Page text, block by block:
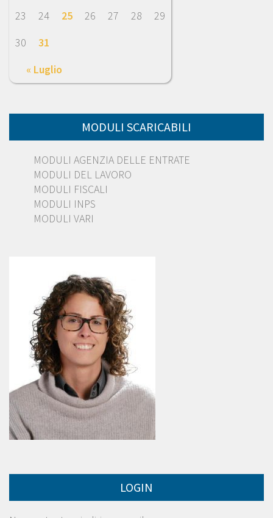
« Luglio
23
24 25 26 27 28
29
30
31
MODULI SCARICABILI
MODULI AGENZIA DELLE ENTRATE
MODULI DEL LAVORO
MODULI FISCALI
MODULI INPS
MODULI VARI
LOGIN